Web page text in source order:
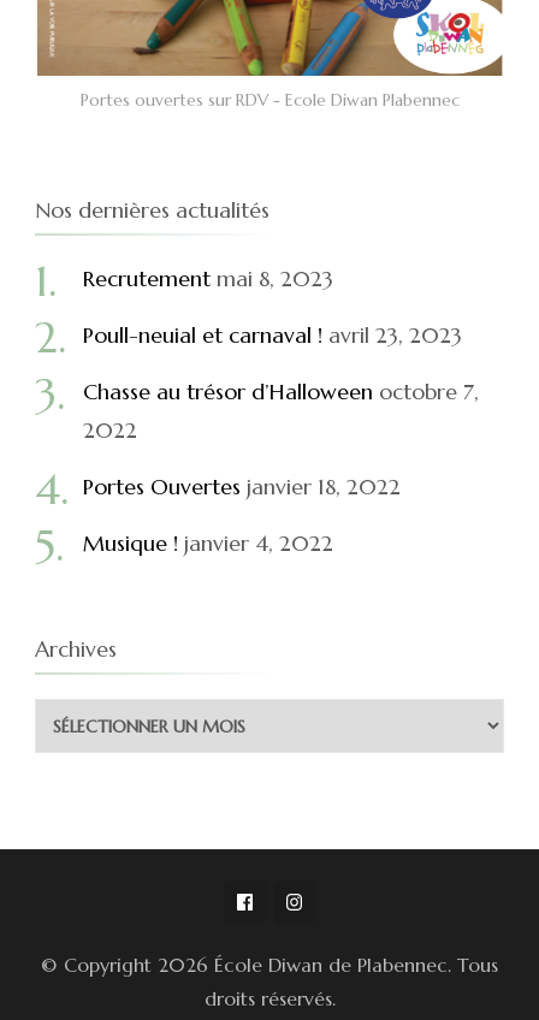
Portes ouvertes sur RDV - Ecole Diwan Plabennec
Nos dernières actualités
Recrutement mai 8, 2023
Poull-neuial et carnaval ! avril 23, 2023
Chasse au trésor d’Halloween octobre 7,
2022
Portes Ouvertes janvier 18, 2022
Musique ! janvier 4, 2022
Archives
Archives
© Copyright 2026 École Diwan de Plabennec. Tous
droits réservés.